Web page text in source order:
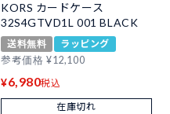
KORS カードケース
32S4GTVD1L 001 BLACK
送料無料
ラッピング
参考価格 ¥12,100
¥6,980税込
在庫切れ